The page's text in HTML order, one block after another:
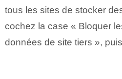
tous les sites de stocker
cochez la case « Bloquer
données de site tiers »,